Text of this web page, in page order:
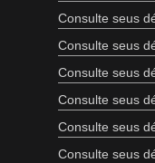
Consulte seus
Consulte seus
Consulte seus
Consulte seus
Consulte seus
Consulte seus